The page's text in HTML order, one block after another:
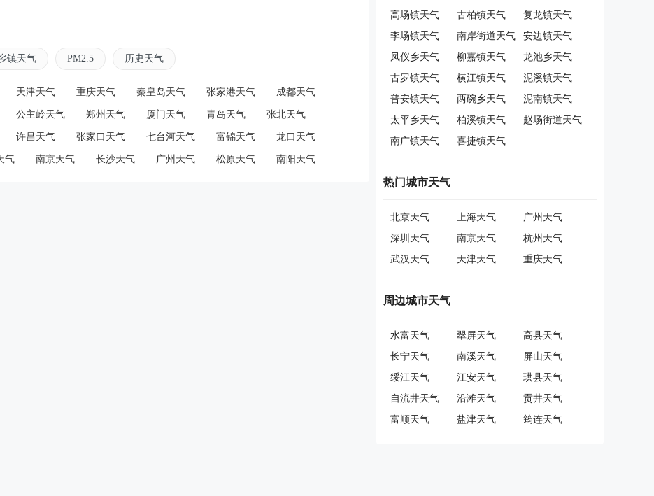
镇天气 PM2.5 历史天气
天津天气 重庆天气 秦皇岛天气 张家港天气 成都天气
公主岭天气 郑州天气 厦门天气 青岛天气 张北天气
许昌天气 张家口天气 七台河天气 富锦天气 龙口天气
气 南京天气 长沙天气 广州天气 松原天气 南阳天气
高场镇天气
古柏镇天气
复龙镇天气
李场镇天气
南岸街道天气
安边镇天气
凤仪乡天气
柳嘉镇天气
龙池乡天气
古罗镇天气
横江镇天气
泥溪镇天气
普安镇天气
两碗乡天气
泥南镇天气
太平乡天气
柏溪镇天气
赵场街道天气
南广镇天气
喜捷镇天气
热门城市天气
北京天气 上海天气
广州天气
深圳天气
南京天气
杭州天气
武汉天气
天津天气 重庆天气
周边城市天气
水富天气 翠屏天气
高县天气
长宁天气
南溪天气
屏山天气
绥江天气
江安天气
珙县天气
自流井天气
沿滩天气
贡井天气
富顺天气
盐津天气 筠连天气